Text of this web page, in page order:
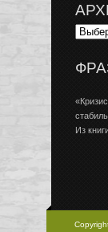
Из